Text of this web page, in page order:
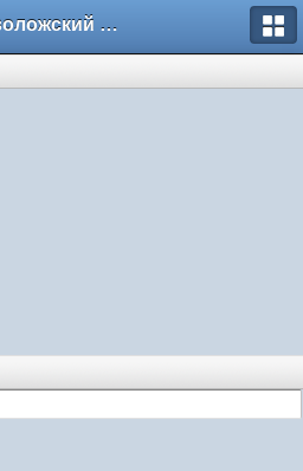
Всеволожский форум